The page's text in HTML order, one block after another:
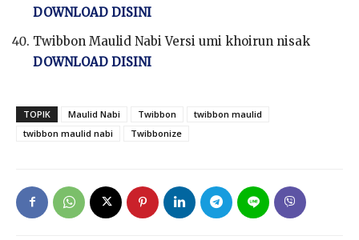
DOWNLOAD DISINI
Twibbon Maulid Nabi Versi umi khoirun nisak
DOWNLOAD DISINI
TOPIK Maulid Nabi Twibbon
twibbon maulid
twibbon maulid nabi
Twibbonize